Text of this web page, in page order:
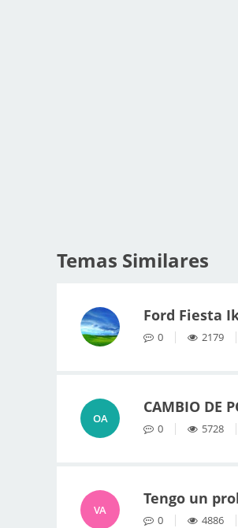
Temas Similares
Ford Fiesta
0 2179
OA
CAMBIO DE
0 5728
VA
Tengo un
0 4886